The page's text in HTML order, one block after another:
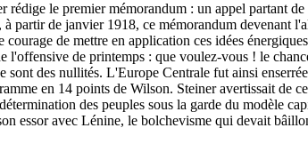
le premier mémorandum : un appel partant
partir de janvier 1918, ce mémorandum devenant
de mettre en application ces idées
l'offensive de printemps : que voulez-vous ! le
des nullités. L'Europe Centrale fut ainsi
en 14 points de Wilson. Steiner avertissait de
des peuples sous la garde du modèle
essor avec Lénine, le bolchevisme qui devait